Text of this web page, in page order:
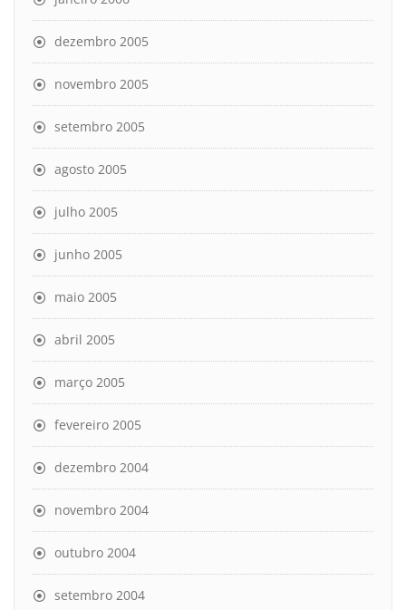
dezembro 2005
novembro 2005
setembro 2005
agosto 2005
julho 2005
junho 2005
maio 2005
abril 2005
março 2005
fevereiro 2005
dezembro 2004
novembro 2004
outubro 2004
setembro 2004